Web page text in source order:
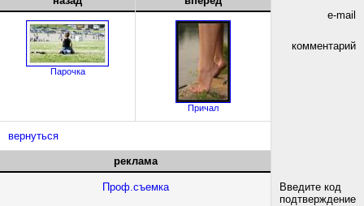
Парочка
Причал
вернуться
реклама
Проф.съемка
e-mail
комментарий
Введите код
подтверждение